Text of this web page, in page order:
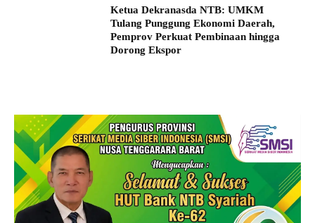
Ketua Dekranasda NTB: UMKM
Tulang Punggung Ekonomi Daerah,
Pemprov Perkuat Pembinaan hingga
Dorong Ekspor